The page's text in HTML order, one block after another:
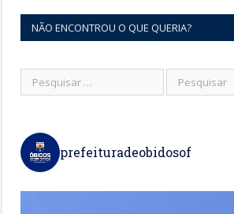
NÃO ENCONTROU O QUE QUERIA?
prefeituradeobidosof